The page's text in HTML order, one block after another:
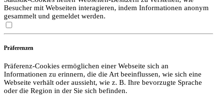
Besucher mit Webseiten interagieren, indem Informationen anonym
gesammelt und gemeldet werden.
Präferenzen
Präferenz-Cookies ermöglichen einer Webseite sich an
Informationen zu erinnern, die die Art beeinflussen, wie sich eine
Webseite verhält oder aussieht, wie z. B. Ihre bevorzugte Sprache
oder die Region in der Sie sich befinden.